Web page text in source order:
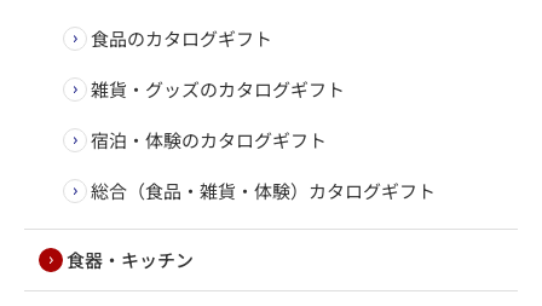
食品のカタログギフト
雑貨・グッズのカタログギフト
宿泊・体験のカタログギフト
総合（食品・雑貨・体験）カタログギフト
食器・キッチン